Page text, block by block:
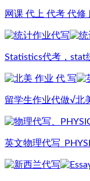
网课 代上 代考 代修
Statistics代考，stat
留学生作业代做√北
英文物理代写